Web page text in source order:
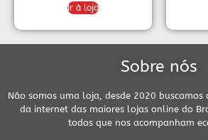
Ir à loja
Sobre nós
Não somos uma loja, desde 2020 buscamos
da internet das maiores lojas online do
todos que nos acompanham